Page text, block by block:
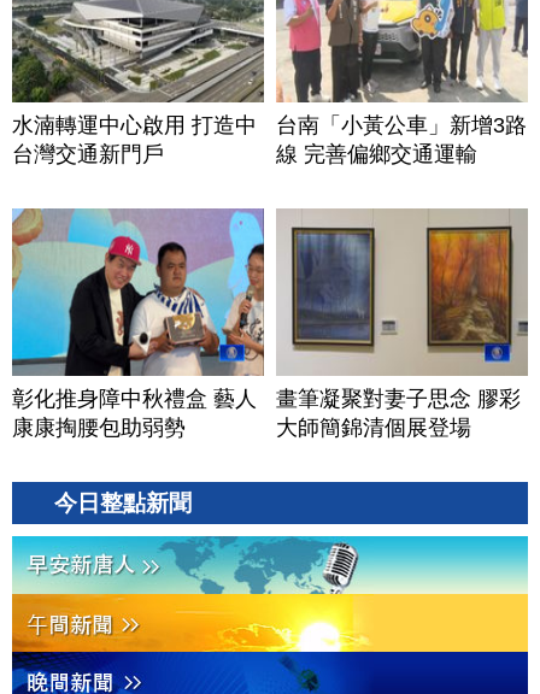
水湳轉運中心啟用 打造中
台灣交通新門戶
台南「小黃公車」新增3路
線 完善偏鄉交通運輸
彰化推身障中秋禮盒 藝人
康康掏腰包助弱勢
畫筆凝聚對妻子思念 膠彩
大師簡錦清個展登場
今日整點新聞